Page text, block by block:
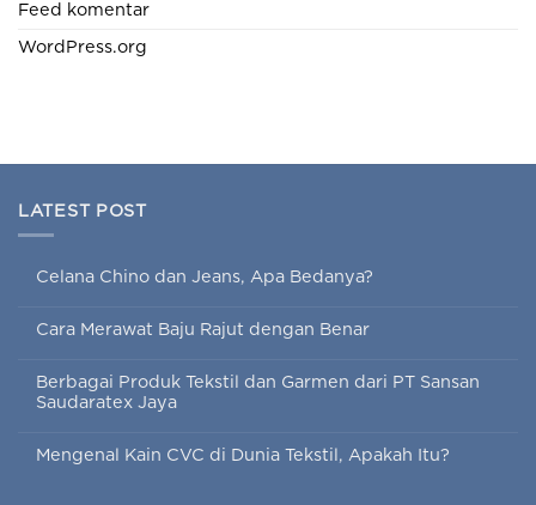
Feed komentar
WordPress.org
LATEST POST
Celana Chino dan Jeans, Apa Bedanya?
Cara Merawat Baju Rajut dengan Benar
Berbagai Produk Tekstil dan Garmen dari PT Sansan
Saudaratex Jaya
Mengenal Kain CVC di Dunia Tekstil, Apakah Itu?